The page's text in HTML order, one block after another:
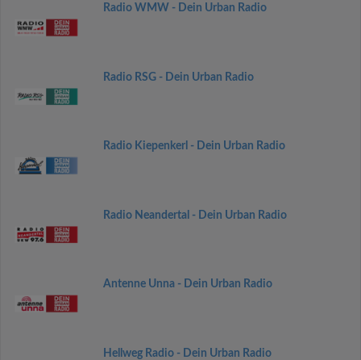
Radio WMW - Dein Urban Radio
Radio RSG - Dein Urban Radio
Radio Kiepenkerl - Dein Urban Radio
Radio Neandertal - Dein Urban Radio
Antenne Unna - Dein Urban Radio
Hellweg Radio - Dein Urban Radio